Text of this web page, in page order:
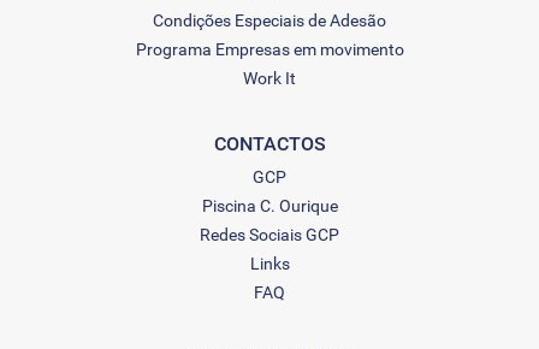
Condições Especiais de Adesão
Programa Empresas em movimento
Work It
CONTACTOS
GCP
Piscina C. Ourique
Redes Sociais GCP
Links
FAQ